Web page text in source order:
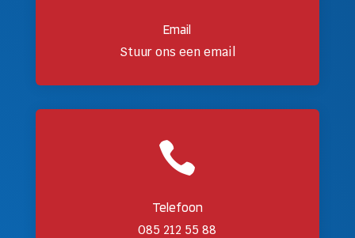
Email
Stuur ons een email

Telefoon
085 212 55 88